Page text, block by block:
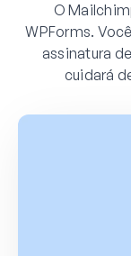
O
WPForms.
assinatura
cuidará